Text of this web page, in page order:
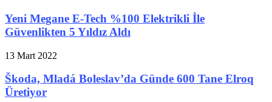
Yeni Megane E-Tech %100 Elektrikli İle
Güvenlikten 5 Yıldız Aldı
13 Mart 2022
Škoda, Mladá Boleslav’da Günde 600 Tane Elroq
Üretiyor